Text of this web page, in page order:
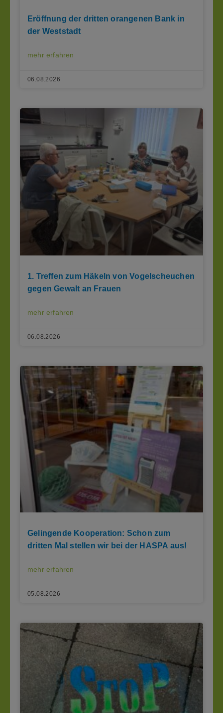
Eröffnung der dritten orangenen Bank in
der Weststadt
mehr erfahren
06.08.2026
1. Treffen zum Häkeln von Vogelscheuchen
gegen Gewalt an Frauen
mehr erfahren
06.08.2026
Gelingende Kooperation: Schon zum
dritten Mal stellen wir bei der HASPA aus!
mehr erfahren
05.08.2026